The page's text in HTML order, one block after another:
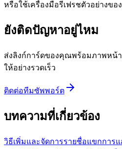
หรือใช้เครื่องมือรีเฟรชตัวอย่างขอ
ยังติดปัญหาอยู่ไหม
ส่งลิงก์การ์ดของคุณพร้อมภาพหน้า
ให้อย่างรวดเร็ว
ติดต่อทีมซัพพอร์ต
บทความที่เกี่ยวข้อง
วิธีเพิ่มและจัดการรายชื่อแขกการ